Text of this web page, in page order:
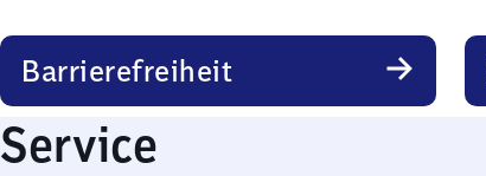
Barrierefreiheit
Service